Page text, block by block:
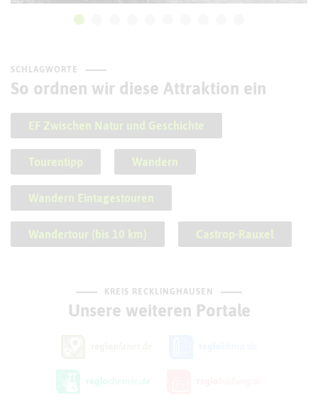
SCHLAGWORTE
So ordnen wir diese Attraktion ein
EF Zwischen Natur und Geschichte
Tourentipp Wandern
Wandern Eintagestouren
Wandertour (bis 10 km) Castrop-Rauxel
KREIS RECKLINGHAUSEN
Unsere weiteren Portale